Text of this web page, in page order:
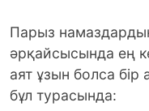
Парыз
әрқайсысында ең
аят ұзын болса бір
бұл турасында: